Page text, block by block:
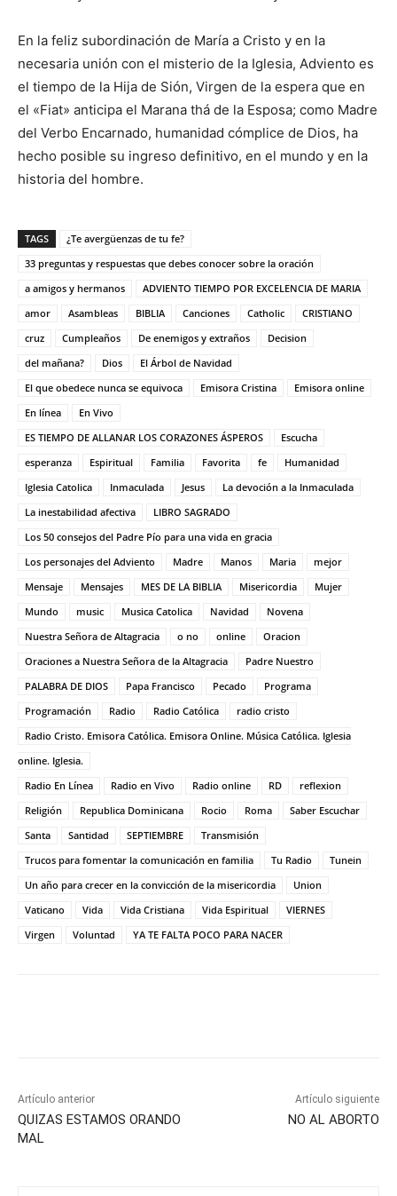
En la feliz subordinación de María a Cristo y en la
necesaria unión con el misterio de la Iglesia, Adviento es
el tiempo de la Hija de Sión, Virgen de la espera que en
el «Fiat» anticipa el Marana thá de la Esposa; como Madre
del Verbo Encarnado, humanidad cómplice de Dios, ha
hecho posible su ingreso definitivo, en el mundo y en la
historia del hombre.
TAGS
¿Te avergüenzas de tu fe?
33 preguntas y respuestas que debes conocer sobre la oración
a amigos y hermanos
ADVIENTO TIEMPO POR EXCELENCIA DE MARIA
amor
Asambleas BIBLIA Canciones Catholic
CRISTIANO
cruz
Cumpleaños De enemigos y extraños
Decision
del mañana?
Dios
El Árbol de Navidad
El que obedece nunca se equivoca
Emisora Cristina
Emisora online
En línea
En Vivo
ES TIEMPO DE ALLANAR LOS CORAZONES ÁSPEROS
Escucha
esperanza
Espiritual Familia Favorita fe
Humanidad
Iglesia Catolica
Inmaculada Jesus
La devoción a la Inmaculada
La inestabilidad afectiva
LIBRO SAGRADO
Los 50 consejos del Padre Pío para una vida en gracia
Los personajes del Adviento
Madre Manos Maria
mejor
Mensaje
Mensajes MES DE LA BIBLIA Misericordia
Mujer
Mundo
music Musica Catolica Navidad
Novena
Nuestra Señora de Altagracia
o no online
Oracion
Oraciones a Nuestra Señora de la Altagracia
Padre Nuestro
PALABRA DE DIOS
Papa Francisco Pecado
Programa
Programación
Radio Radio Católica
radio cristo
Radio Cristo. Emisora Católica. Emisora Online. Música Católica. Iglesia
online. Iglesia.
Radio En Línea
Radio en Vivo Radio online RD
reflexion
Religión
Republica Dominicana Rocio Roma
Saber Escuchar
Santa
Santidad SEPTIEMBRE
Transmisión
Trucos para fomentar la comunicación en familia
Tu Radio
Tunein
Un año para crecer en la convicción de la misericordia
Union
Vaticano
Vida Vida Cristiana Vida Espiritual
VIERNES
Virgen
Voluntad YA TE FALTA POCO PARA NACER
Artículo anterior
QUIZAS ESTAMOS ORANDO
MAL
Artículo siguiente
NO AL ABORTO